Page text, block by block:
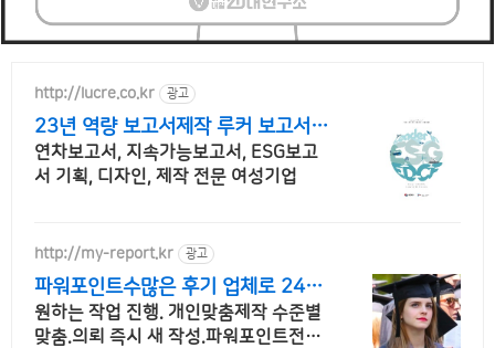
http://lucre.co.kr 광고
23년 역량 보고서제작 루커 보고서의
명가
연차보고서, 지속가능보고서, ESG보고
서 기획, 디자인, 제작 전문 여성기업
http://my-report.kr 광고
파워포인트수많은 후기 업체로 24시
주말 상담 가능 저렴
원하는 작업 진행. 개인맞춤제작 수준별
맞춤.의뢰 즉시 새 작성.파워포인트전문